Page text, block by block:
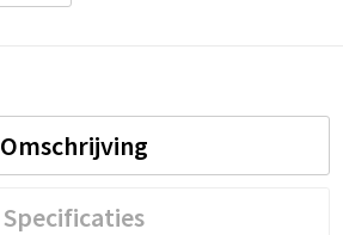
Omschrijving
Specificaties